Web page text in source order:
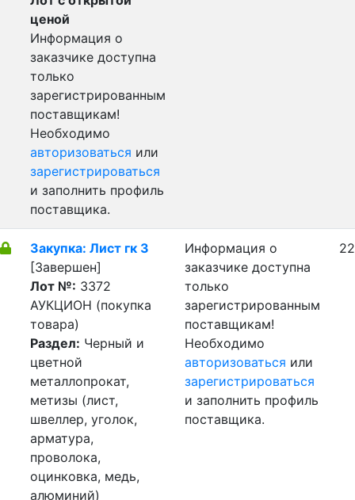
ценой
Информация о
заказчике доступна
только
зарегистрированным
поставщикам!
Необходимо
авторизоваться или
зарегистрироваться
и заполнить профиль
поставщика.
Закупка: Лист гк 3
[Завершен]
Лот №: 3372
АУКЦИОН (покупка
товара)
Раздел: Черный и
цветной
металлопрокат,
метизы (лист,
швеллер, уголок,
арматура,
проволока,
оцинковка, медь,
алюминий)
Информация о
заказчике доступна
только
зарегистрированным
поставщикам!
Необходимо
авторизоваться или
зарегистрироваться
и заполнить профиль
поставщика.